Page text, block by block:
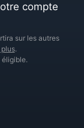
compte
sur les autres
.